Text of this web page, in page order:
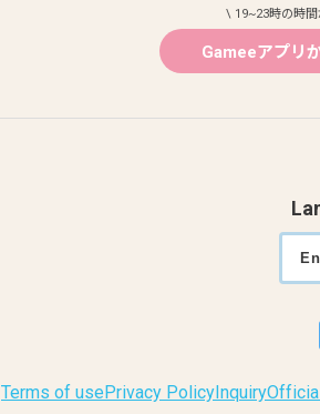
\ 19~23時の時
Gameeアプリ
Terms of usePrivacy Policy Inquiry